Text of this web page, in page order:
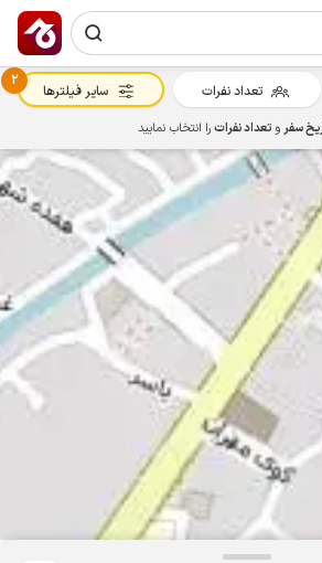
تعداد نفرات
2
سایر فیلترها
سفرو تعداد نفراترا انتخاب نمایید